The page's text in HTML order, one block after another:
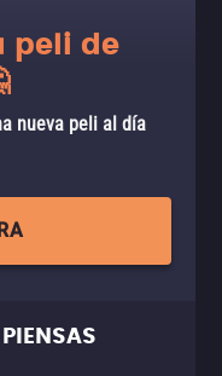
peli de
nueva peli al día